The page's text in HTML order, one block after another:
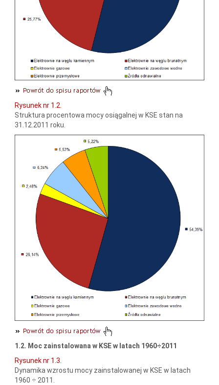
Rysunek nr 1.2.
Struktura procentowa mocy osiągalnej w KSE stan na
31.12.2011 roku.
1.2. Moc zainstalowana w KSE w latach 1960÷2011
Rysunek nr 1.3.
Dynamika wzrostu mocy zainstalowanej w KSE w latach
1960 ÷ 2011.